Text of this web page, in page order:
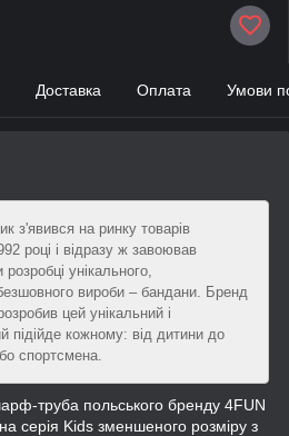
Доставка Оплата Умови
з'явився на ринку товарів
році і відразу ж завоював
унікального,
вироби – бандани. Бренд
цей унікальний і
підійде кожному: від дитини до
спортсмена.
труба польського бренду 4FUN
серія Kids зменшеного розміру з